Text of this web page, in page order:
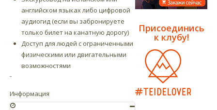
английском языках либо цифровой
аудиогид (если вы забронируете
только билет на канатную дорогу)
Доступ для людей с ограниченными
физическими или двигательными
возможностями
-
Информация
Присоединись
к клубу!